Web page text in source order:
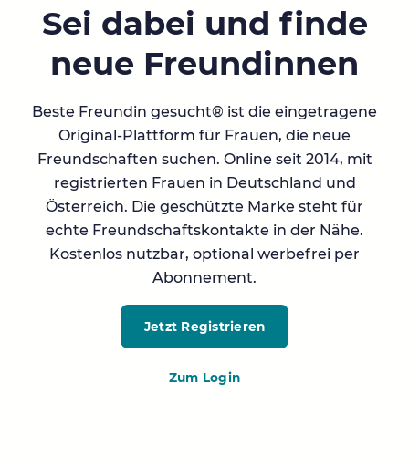
Sei dabei und finde
neue Freundinnen
Beste Freundin gesucht® ist die eingetragene
Original-Plattform für Frauen, die neue
Freundschaften suchen. Online seit 2014, mit
registrierten Frauen in Deutschland und
Österreich. Die geschützte Marke steht für
echte Freundschaftskontakte in der Nähe.
Kostenlos nutzbar, optional werbefrei per
Abonnement.
Jetzt Registrieren
Zum Login